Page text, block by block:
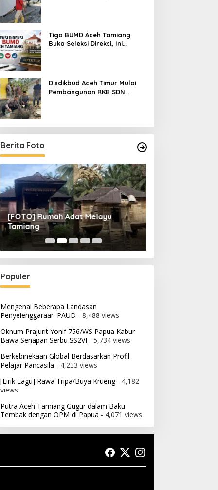
Tiga BUMD Aceh Tamiang
Buka Seleksi Direksi, Ini
Disdikbud Aceh Timur Mulai
Pembangunan RKB SDN
Berita Foto
[FOTO] Rumah Adat Melayu
Tamiang
Populer
Mengenal Beberapa Landasan
Penyelenggaraan PAUD - 8,488 views
Oknum Prajurit Yonif 756/WS Papua Kabur
Bawa Senapan Serbu SS2VI - 5,734 views
Berkebinekaan Global Berdasarkan Profil
Pelajar Pancasila - 4,233 views
[Lirik Lagu] Rawa Tripa/Buya Krueng- 4,182
views
Putra Aceh Tamiang Gugur dalam Baku
Tembak dengan OPM di Papua - 4,071 views